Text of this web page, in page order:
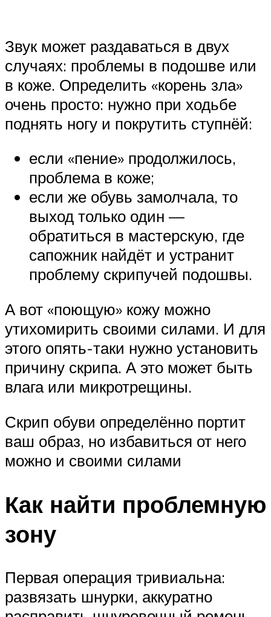
Звук может раздаваться в двух
случаях: проблемы в подошве или
в коже. Определить «корень зла»
очень просто: нужно при ходьбе
поднять ногу и покрутить ступнёй:
если «пение» продолжилось,
проблема в коже;
если же обувь замолчала, то
выход только один —
обратиться в мастерскую, где
сапожник найдёт и устранит
проблему скрипучей подошвы.
А вот «поющую» кожу можно
утихомирить своими силами. И для
этого опять-таки нужно установить
причину скрипа. А это может быть
влага или микротрещины.
Скрип обуви определённо портит
ваш образ, но избавиться от него
можно и своими силами
Как найти проблемную
зону
Первая операция тривиальна:
развязать шнурки, аккуратно